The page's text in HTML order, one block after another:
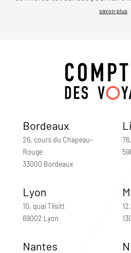
savoir plus
Bordeaux
26, cours du Chapeau-
Rouge
33000 Bordeaux
Lyon
10, quai Tilsitt
69002 Lyon
Nantes